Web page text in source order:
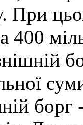
При
400